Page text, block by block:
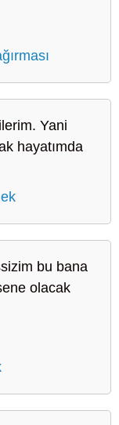
Yani
hayatımda
bu bana
olacak